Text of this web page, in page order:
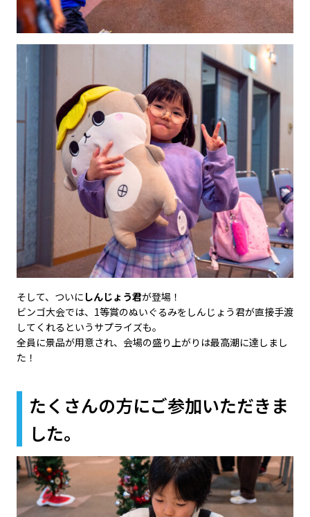
そして、ついに しんじょう君が登場！
ビンゴ大会では、1等賞のぬいぐるみをしんじょう君が直接手渡
してくれるというサプライズも。
全員に景品が用意され、会場の盛り上がりは最高潮に達しまし
た！
たくさんの方にご参加いただきま
した。